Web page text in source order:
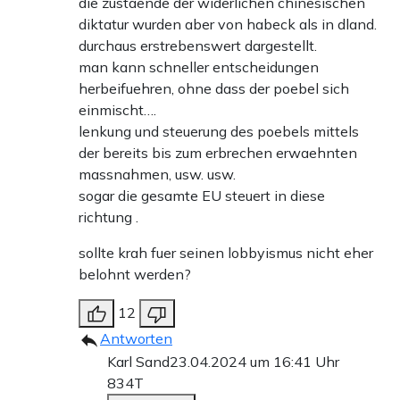
diktatur wurden aber von habeck als in dland.
durchaus erstrebenswert dargestellt.
man kann schneller entscheidungen
herbeifuehren, ohne dass der poebel sich
einmischt….
lenkung und steuerung des poebels mittels
der bereits bis zum erbrechen erwaehnten
massnahmen, usw. usw.
sogar die gesamte EU steuert in diese
richtung .
sollte krah fuer seinen lobbyismus nicht eher
belohnt werden?
12
Antworten
Karl Sand23.04.2024 um 16:41 Uhr
834T